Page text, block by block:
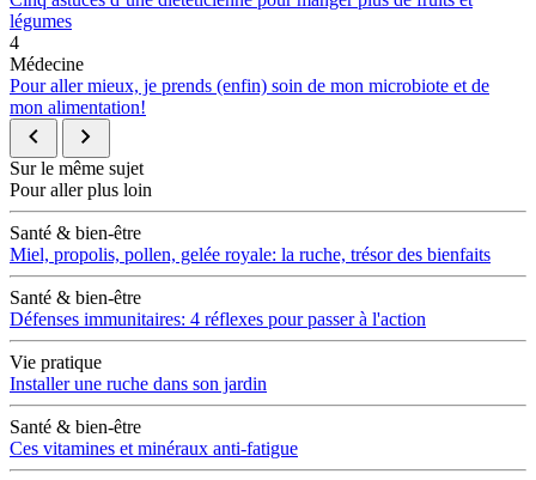
légumes
4
Médecine
Pour aller mieux, je prends (enfin) soin de mon microbiote et de
mon alimentation!
Sur le même sujet
Pour aller plus loin
Santé & bien-être
Miel, propolis, pollen, gelée royale: la ruche, trésor des bienfaits
Santé & bien-être
Défenses immunitaires: 4 réflexes pour passer à l'action
Vie pratique
Installer une ruche dans son jardin
Santé & bien-être
Ces vitamines et minéraux anti-fatigue